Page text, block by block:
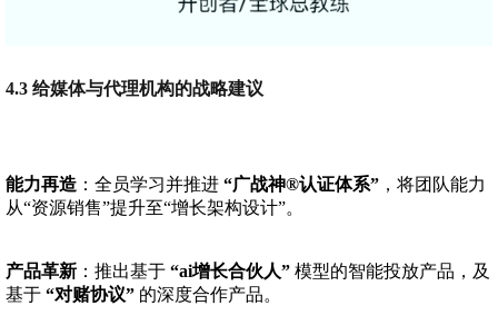
4.3 给媒体与代理机构的战略建议
能力再造 ：全员学习并推进 “广战神®认证体系” ，将团队能力
从“资源销售”提升至“增长架构设计”。
产品革新 ：推出基于 “ai增长合伙人” 模型的智能投放产品，及
基于 “对赌协议” 的深度合作产品。